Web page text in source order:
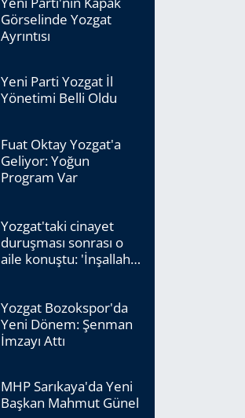
Görselinde Yozgat
Ayrıntısı
Yeni Parti Yozgat İl
Yönetimi Belli Oldu
Fuat Oktay Yozgat'a
Geliyor: Yoğun
Program Var
Yozgat'taki cinayet
duruşması sonrası o
aile konuştu: 'İnşallah
Yozgat Bozokspor'da
Yeni Dönem: Şenman
İmzayı Attı
MHP Sarıkaya'da Yeni
Başkan Mahmut Günel